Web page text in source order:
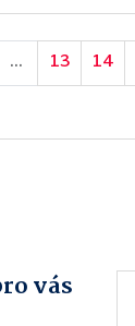
... 13 14
vás